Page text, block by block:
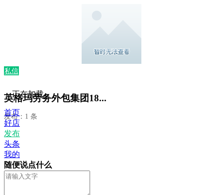
私信
英格玛劳务外包集团18...
发布：1 条
正在加载...
首页
好店
发布
头条
我的
随便说点什么